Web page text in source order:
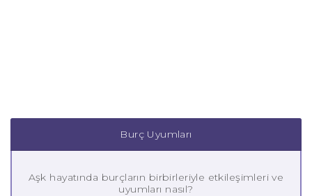
Burç Uyumları
Aşk hayatında burçların birbirleriyle etkileşimleri ve
uyumları nasıl?